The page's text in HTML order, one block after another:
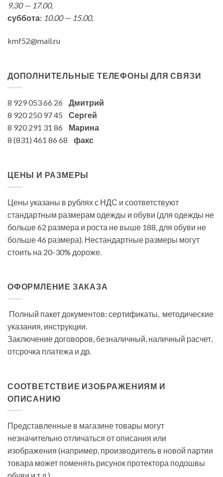
9.30 — 17.00,
суббота: 10.00 — 15.00,
kmf52@mail.ru
ДОПОЛНИТЕЛЬНЫЕ ТЕЛЕФОНЫ ДЛЯ СВЯЗИ
8 929 053 66 26 Дмитрий
8 920 250 97 45 Сергей
8 920 291 31 86 Марина
8 (831) 461 86 68 факс
ЦЕНЫ И РАЗМЕРЫ
Цены указаны в рублях с НДС и соответствуют
стандартным размерам одежды и обуви (для одежды не
больше 62 размера и роста не выше 188, для обуви не
больше 46 размера). Нестандартные размеры могут
стоить на 20-30% дороже.
ОФОРМЛЕНИЕ ЗАКАЗА
Полный пакет документов: сертификаты, методические
указания, инструкции.
Заключение договоров, безналичный, наличный расчет,
отсрочка платежа и др.
СООТВЕТСТВИЕ ИЗОБРАЖЕНИЯМ И
ОПИСАНИЮ
Представленные в магазине товары могут
незначительно отличаться от описания или
изображения (например, производитель в новой партии
товара может поменять рисунок протектора подошвы